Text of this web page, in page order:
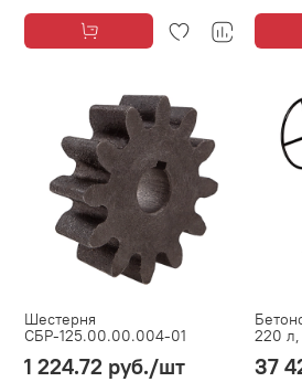
Шестерня
СБР-125.00.00.004-01
1 224.72 руб./шт
220
37